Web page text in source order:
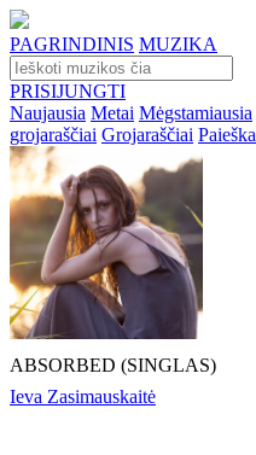
PAGRINDINIS MUZIKA
PRISIJUNGTI
Naujausia Metai Mėgstamiausia
grojaraščiai Grojaraščiai Paieška
ABSORBED (SINGLAS)
Ieva Zasimauskaitė